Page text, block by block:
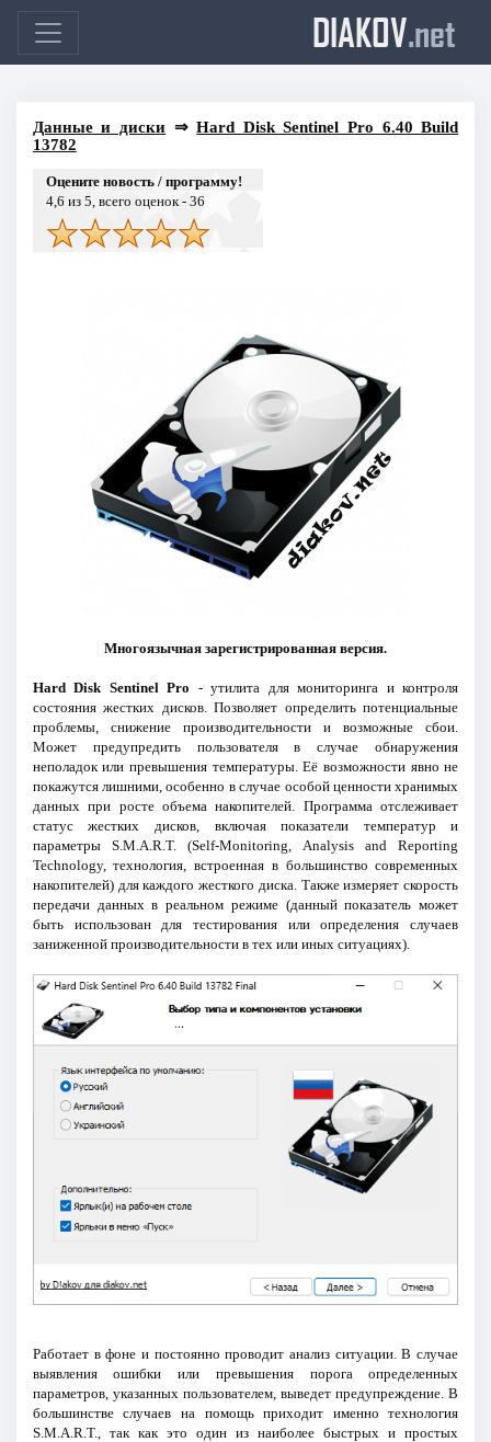
DIAKOV.net
Данные и диски ⇒Hard Disk Sentinel Pro 6.40 Build
13782
Оцените новость / программу!
4,6 из 5, всего оценок - 36
Многоязычная зарегистрированная версия.
Hard Disk Sentinel Pro - утилита для мониторинга и контроля
состояния жестких дисков. Позволяет определить потенциальные
проблемы, снижение производительности и возможные сбои.
Может предупредить пользователя в случае обнаружения
неполадок или превышения температуры. Её возможности явно не
покажутся лишними, особенно в случае особой ценности хранимых
данных при росте объема накопителей. Программа отслеживает
статус жестких дисков, включая показатели температур и
параметры S.M.A.R.T. (Self-Monitoring, Analysis and Reporting
Technology, технология, встроенная в большинство современных
накопителей) для каждого жесткого диска. Также измеряет скорость
передачи данных в реальном режиме (данный показатель может
быть использован для тестирования или определения случаев
заниженной производительности в тех или иных ситуациях).
Работает в фоне и постоянно проводит анализ ситуации. В случае
выявления ошибки или превышения порога определенных
параметров, указанных пользователем, выведет предупреждение. В
большинстве случаев на помощь приходит именно технология
S.M.A.R.T., так как это один из наиболее быстрых и простых